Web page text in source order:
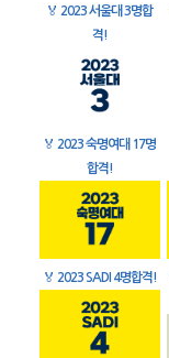
🏅 2023 서울대 3명합
격!
🏅 2023 숙명여대 17명
합격!
🏅 2023 SADI 4명합격!